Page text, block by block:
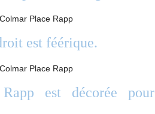
est féérique.
est décorée pour